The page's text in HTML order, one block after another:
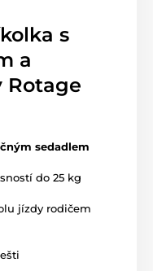
s
a
Rotage
sedadlem
do 25 kg
jízdy rodičem